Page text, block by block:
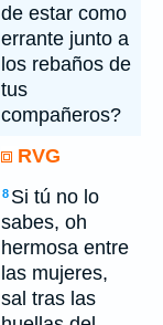
de estar como
errante junto a
los rebaños de
tus
compañeros?
RVG
8 Si tú no lo
sabes, oh
hermosa entre
las mujeres,
sal tras las